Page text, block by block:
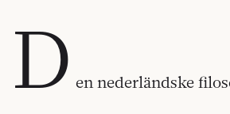
D en nederländske